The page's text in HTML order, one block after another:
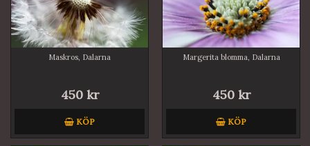
Maskros, Dalarna
450 kr
KÖP
Margerita blomma, Dalarna
450 kr
KÖP